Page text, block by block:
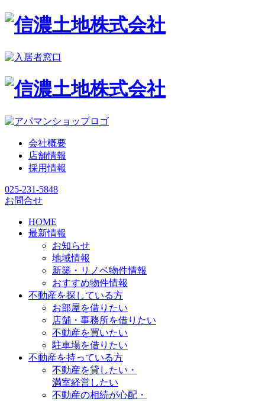
会社概要
店舗情報
採用情報
025-231-5848
お問合せ
HOME
最新情報
お知らせ
地域情報
新築・リノベ物件情報
おすすめ物件情報
不動産を探している方
お部屋を借りたい
店舗・事務所を借りたい
不動産を買いたい
駐車場を借りたい
不動産を持っている方
不動産を貸したい・
満室経営したい
不動産の相続が心配・